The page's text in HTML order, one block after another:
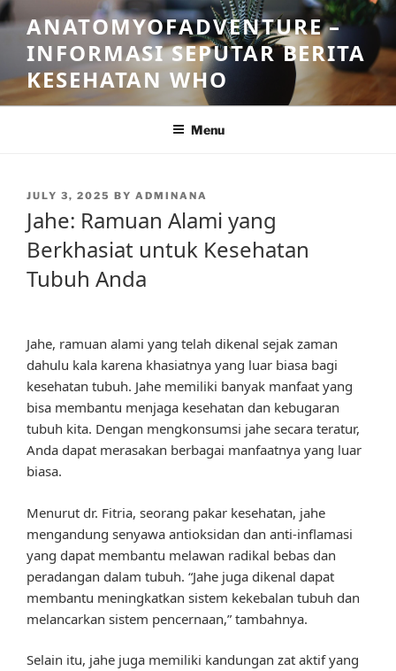
Skip
to
content
ANATOMYOFADVENTURE –
INFORMASI SEPUTAR BERITA
KESEHATAN WHO
Menu
POSTED
JULY 3, 2025 BY ADMINANA
Jahe: Ramuan Alami yang
Berkhasiat untuk Kesehatan
Tubuh Anda
Jahe, ramuan alami yang telah dikenal sejak zaman
dahulu kala karena khasiatnya yang luar biasa bagi
kesehatan tubuh. Jahe memiliki banyak manfaat yang
bisa membantu menjaga kesehatan dan kebugaran
tubuh kita. Dengan mengkonsumsi jahe secara teratur,
Anda dapat merasakan berbagai manfaatnya yang luar
biasa.
Menurut dr. Fitria, seorang pakar kesehatan, jahe
mengandung senyawa antioksidan dan anti-inflamasi
yang dapat membantu melawan radikal bebas dan
peradangan dalam tubuh. “Jahe juga dikenal dapat
membantu meningkatkan sistem kekebalan tubuh dan
melancarkan sistem pencernaan,” tambahnya.
Selain itu, jahe juga memiliki kandungan zat aktif yang